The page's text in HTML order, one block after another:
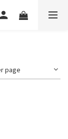
page